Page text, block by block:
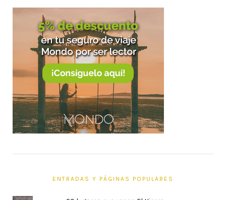
ENTRADAS Y PÁGINAS POPULARES